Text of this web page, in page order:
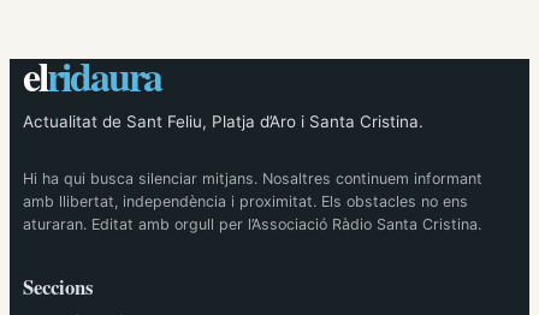
elridaura
Actualitat de Sant Feliu, Platja d’Aro i Santa Cristina.
Hi ha qui busca silenciar mitjans. Nosaltres continuem informant
amb llibertat, independència i proximitat. Els obstacles no ens
aturaran. Editat amb orgull per l’Associació Ràdio Santa Cristina.
Seccions